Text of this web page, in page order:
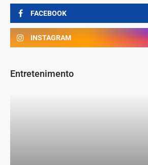
FACEBOOK
INSTAGRAM
Entretenimento